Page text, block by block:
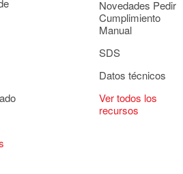
Novedades Pedir
Cumplimiento
Manual
SDS
Datos técnicos
Ver todos los
recursos